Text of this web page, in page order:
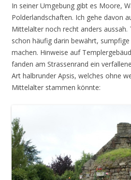
In seiner Umgebung gibt es Moore,
Polderlandschaften. Ich gehe davon
Mittelalter noch recht anders aussah.
schon häufig darin bewährt,
machen. Hinweise auf
fanden am Strassenrand ein
Art halbrunder Apsis, welches ohne
Mittelalter stammen könnte: